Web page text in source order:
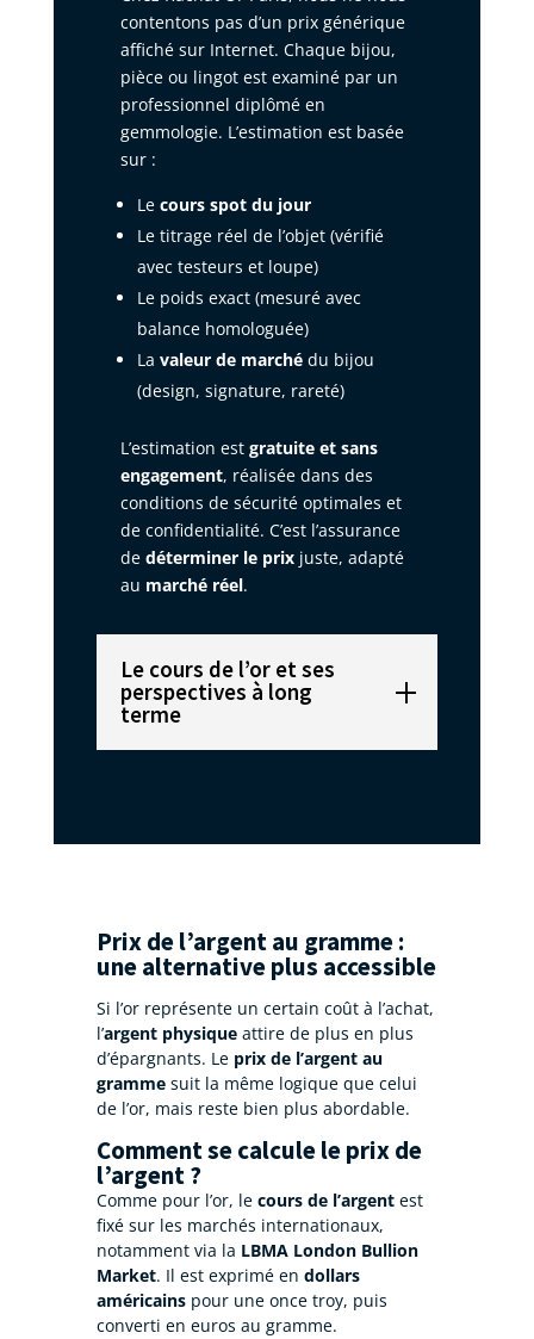
contentons pas d’un prix générique
affiché sur Internet. Chaque bijou,
pièce ou lingot est examiné par un
professionnel diplômé en
gemmologie. L’estimation est basée
sur :
Le cours spot du jour
Le titrage réel de l’objet (vérifié
avec testeurs et loupe)
Le poids exact (mesuré avec
balance homologuée)
La valeur de marchédu bijou
(design, signature, rareté)
L’estimation est gratuite et sans
engagement, réalisée dans des
conditions de sécurité optimales et
de confidentialité. C’est l’assurance
de déterminer le prixjuste, adapté
au marché réel.
Le cours de l’or et ses
perspectives à long
terme
Prix de l’argent au gramme :
une alternative plus accessible
Si l’or représente un certain coût à l’achat,
l’argent physiqueattire de plus en plus
d’épargnants. Le prix de l’argent au
grammesuit la même logique que celui
de l’or, mais reste bien plus abordable.
Comment se calcule le prix de
l’argent ?
Comme pour l’or, le cours de l’argentest
fixé sur les marchés internationaux,
notamment via la LBMA London Bullion
Market. Il est exprimé en dollars
américainspour une once troy, puis
converti en euros au gramme.